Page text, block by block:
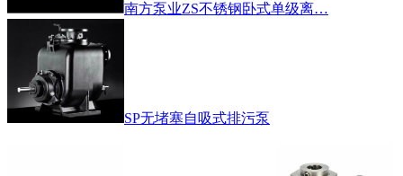
南方泵业ZS不锈钢卧式单级离…
SP无堵塞自吸式排污泵